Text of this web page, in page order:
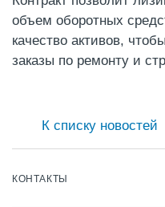
КОНТАКТЫ
объем оборотных
качество активов,
заказы по ремонту и
К списку новостей